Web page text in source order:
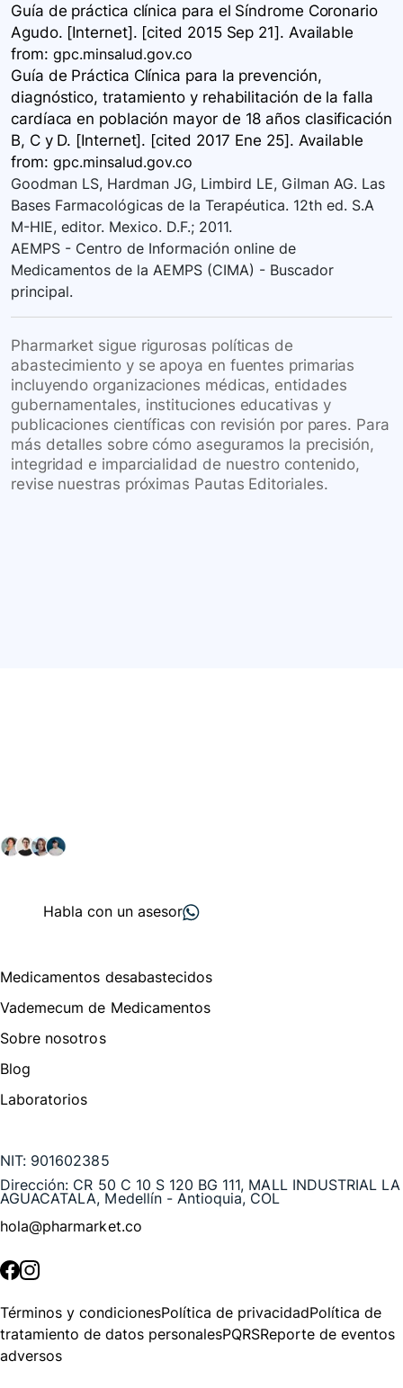
Guía de práctica clínica para el Síndrome Coronario
Agudo. [Internet]. [cited 2015 Sep 21]. Available
from: gpc.minsalud.gov.co
Guía de Práctica Clínica para la prevención,
diagnóstico, tratamiento y rehabilitación de la falla
cardíaca en población mayor de 18 años clasificación
B, C y D. [Internet]. [cited 2017 Ene 25]. Available
from: gpc.minsalud.gov.co
Goodman LS, Hardman JG, Limbird LE, Gilman AG. Las
Bases Farmacológicas de la Terapéutica. 12th ed. S.A
M-HIE, editor. Mexico. D.F.; 2011.
AEMPS - Centro de Información online de
Medicamentos de la AEMPS (CIMA) - Buscador
principal.
Pharmarket sigue rigurosas políticas de
abastecimiento y se apoya en fuentes primarias
incluyendo organizaciones médicas, entidades
gubernamentales, instituciones educativas y
publicaciones científicas con revisión por pares. Para
más detalles sobre cómo aseguramos la precisión,
integridad e imparcialidad de nuestro contenido,
revise nuestras próximas Pautas Editoriales.
Habla con un asesor
Medicamentos desabastecidos
Vademecum de Medicamentos
Sobre nosotros
Blog
Laboratorios
NIT: 901602385
Dirección: CR 50 C 10 S 120 BG 111, MALL INDUSTRIAL LA
AGUACATALA, Medellín - Antioquia, COL
hola@pharmarket.co
Términos y condicionesPolítica de privacidadPolítica de
tratamiento de datos personalesPQRSReporte de eventos
adversos